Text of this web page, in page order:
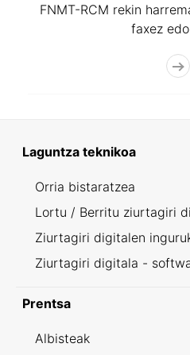
FNMT-RCM rekin
faxez
Laguntza teknikoa
Orria bistaratzea
Lortu / Berritu ziurtagiri
Ziurtagiri digitalen
Ziurtagiri digitala -
Prentsa
Albisteak